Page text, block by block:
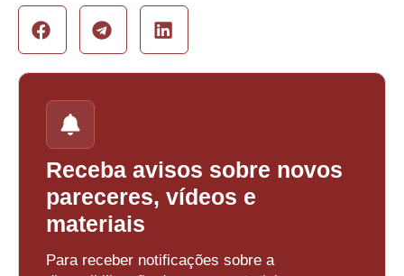
Receba avisos sobre novos
pareceres, vídeos e
materiais
Para receber notificações sobre a